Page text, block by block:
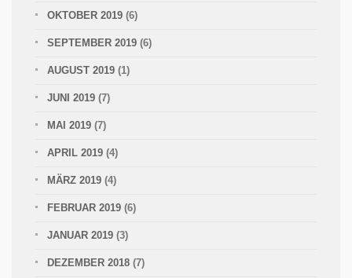
OKTOBER 2019 (6)
SEPTEMBER 2019 (6)
AUGUST 2019 (1)
JUNI 2019 (7)
MAI 2019 (7)
APRIL 2019 (4)
MÄRZ 2019 (4)
FEBRUAR 2019 (6)
JANUAR 2019 (3)
DEZEMBER 2018 (7)